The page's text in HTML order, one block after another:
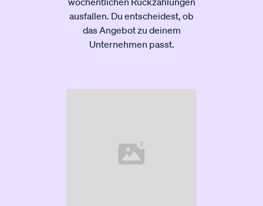
ausfallen. Du entscheidest, ob
das Angebot zu deinem
Unternehmen passt.